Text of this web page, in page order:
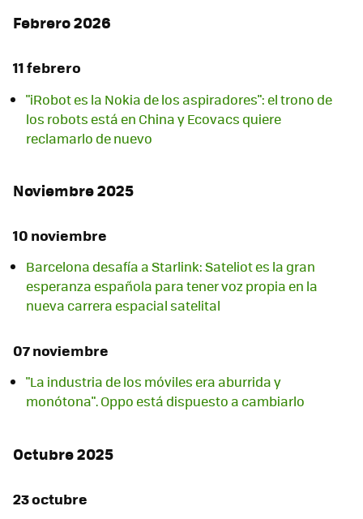
Febrero 2026
11 febrero
"iRobot es la Nokia de los aspiradores": el trono de
los robots está en China y Ecovacs quiere
reclamarlo de nuevo
Noviembre 2025
10 noviembre
Barcelona desafía a Starlink: Sateliot es la gran
esperanza española para tener voz propia en la
nueva carrera espacial satelital
07 noviembre
"La industria de los móviles era aburrida y
monótona". Oppo está dispuesto a cambiarlo
Octubre 2025
23 octubre